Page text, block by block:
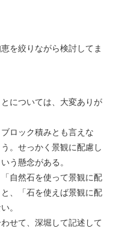
を絞りながら検討してま
については、大変ありが
ロック積みとも言えな
。せっかく景観に配慮し
う懸念がある。
自然石を使って景観に配
、「石を使えば景観に配
。
せて、深堀して記述して